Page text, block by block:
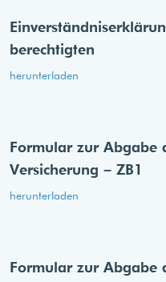
berechtigten
herunterladen
Formular zur Abgabe
Versicherung – ZB1
herunterladen
Formular zur Abgabe